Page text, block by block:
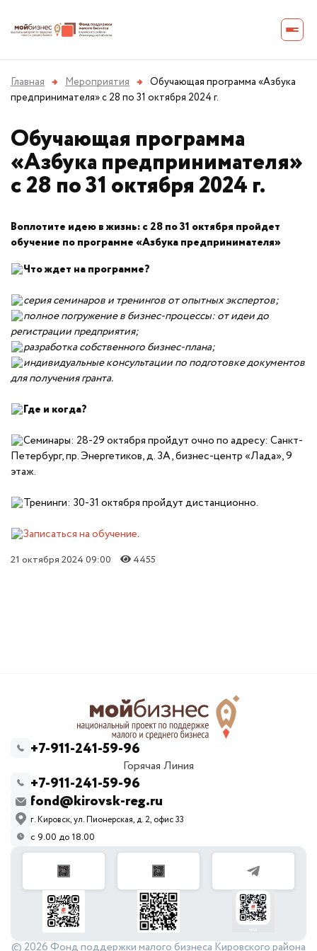
Главная → Мероприятия → Обучающая программа «Азбука
предпринимателя» с 28 по 31 октября 2024 г.
Обучающая программа
«Азбука предпринимателя»
с 28 по 31 октября 2024 г.
Воплотите идею в жизнь: с 28 по 31 октября пройдет
обучение по программе «Азбука предпринимателя»
Что ждет на программе?
серия семинаров и тренингов от опытных экспертов;
полное погружение в бизнес-процессы: от идеи до
регистрации предприятия;
разработка собственного бизнес-плана;
индивидуальные консультации по подготовке документов
для получения гранта.
Где и когда?
Семинары: 28-29 октября пройдут очно по адресу: Санкт-
Петербург, пр. Энергетиков, д. 3А, бизнес-центр «Лада», 9
этаж.
Тренинги: 30-31 октября пройдут дистанционно.
Записаться на обучение.
21 октября 2024 09:00 4455
+7-911-241-59-96
Горячая Линия
+7-911-241-59-96
fond@kirovsk-reg.ru
г. Кировск, ул. Пионерская, д. 2, офис 33
с 9.00 до 18.00
© 2026 Фонд поддержки малого бизнеса Кировского района